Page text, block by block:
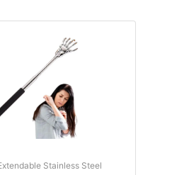
Stainless Steel